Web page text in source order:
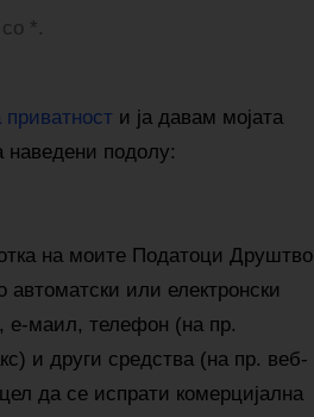
*.
приватности ја давам мојата
наведени подолу:
на моите Податоци Друштво
или електронски
е-маил, телефон (на пр.
и други средства (на пр. веб-
да се испрати комерцијална